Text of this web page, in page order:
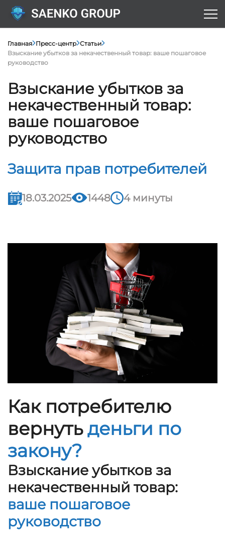
Главная Пресс-центр Статьи
Взыскание убытков за некачественный товар: ваше пошаговое
руководство
Взыскание убытков за
некачественный товар:
ваше пошаговое
руководство
Защита прав потребителей
18.03.2025 1448 4 минуты
Как потребителю
вернутьденьги по
закону?
Взыскание убытков за
некачественный товар:
ваше пошаговое
руководство